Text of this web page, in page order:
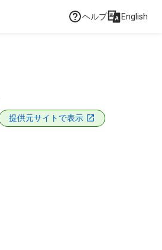
ヘルプ English
提供元サイトで表示